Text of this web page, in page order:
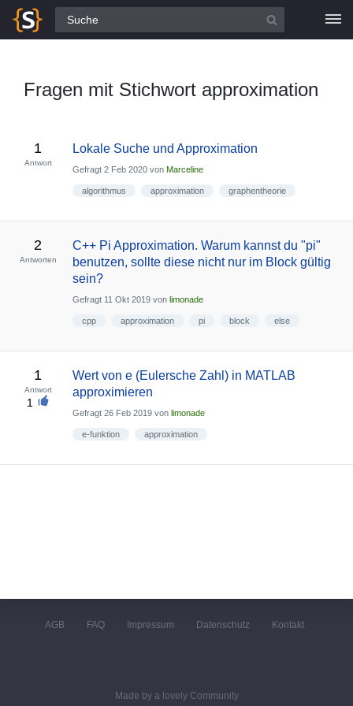
Alle Fragen
Fragen mit Stichwort approximation
1
Antwort
Lokale Suche und Approximation
Gefragt 2 Feb 2020 von Marceline
algorithmus approximation graphentheorie
2
Antworten
C++ Pi Approximation. Warum kannst du "pi"
benutzen, sollte diese nicht nur im Block gültig
sein?
Gefragt 11 Okt 2019 von limonade
cpp approximation pi block else
1
Antwort
1
Wert von e (Eulersche Zahl) in MATLAB
approximieren
Gefragt 26 Feb 2019 von limonade
e-funktion approximation
AGB FAQ Impressum Datenschutz Kontakt
Made by a lovely Community